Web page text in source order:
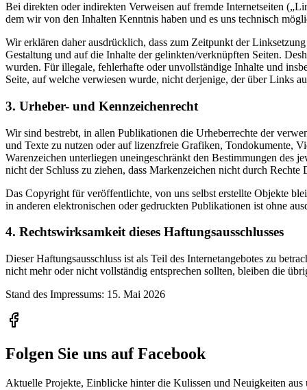
Bei direkten oder indirekten Verweisen auf fremde Internetseiten
dem wir von den Inhalten Kenntnis haben und es uns technisch
Wir erklären daher ausdrücklich, dass zum Zeitpunkt der
Gestaltung und auf die Inhalte der gelinkten/verknüpften Seiten.
wurden. Für illegale, fehlerhafte oder unvollständige Inhalte und
Seite, auf welche verwiesen wurde, nicht derjenige, der über Links
3. Urheber- und Kennzeichenrecht
Wir sind bestrebt, in allen Publikationen die Urheberrechte der
und Texte zu nutzen oder auf lizenzfreie Grafiken, Tondokumente,
Warenzeichen unterliegen uneingeschränkt den Bestimmungen des
nicht der Schluss zu ziehen, dass Markenzeichen nicht durch Rechte
Das Copyright für veröffentlichte, von uns selbst erstellte Objekte
in anderen elektronischen oder gedruckten Publikationen ist ohne
4. Rechtswirksamkeit dieses Haftungsausschlusses
Dieser Haftungsausschluss ist als Teil des Internetangebotes zu
nicht mehr oder nicht vollständig entsprechen sollten, bleiben die
Stand des Impressums: 15. Mai 2026
Folgen Sie uns auf Facebook
Aktuelle Projekte, Einblicke hinter die Kulissen und Neuigkeiten aus